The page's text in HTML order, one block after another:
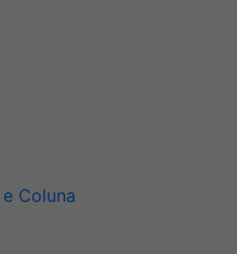
Coluna